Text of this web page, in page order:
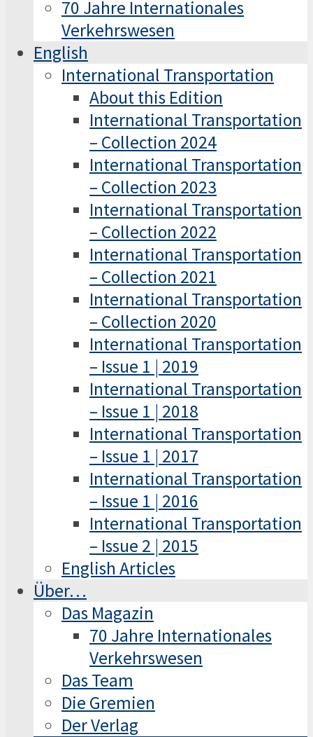
70 Jahre Internationales
Verkehrswesen
English
International Transportation
About this Edition
International Transportation
– Collection 2024
International Transportation
– Collection 2023
International Transportation
– Collection 2022
International Transportation
– Collection 2021
International Transportation
– Collection 2020
International Transportation
– Issue 1 | 2019
International Transportation
– Issue 1 | 2018
International Transportation
– Issue 1 | 2017
International Transportation
– Issue 1 | 2016
International Transportation
– Issue 2 | 2015
English Articles
Über…
Das Magazin
70 Jahre Internationales
Verkehrswesen
Das Team
Die Gremien
Der Verlag